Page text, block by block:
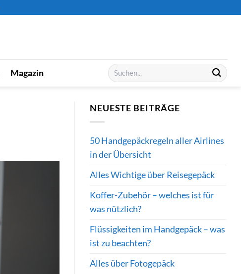
Magazin
Suchen
nach:
NEUESTE BEITRÄGE
50 Handgepäckregeln aller Airlines
in der Übersicht
Alles Wichtige über Reisegepäck
Koffer-Zubehör – welches ist für
was nützlich?
Flüssigkeiten im Handgepäck – was
ist zu beachten?
Alles über Fotogepäck